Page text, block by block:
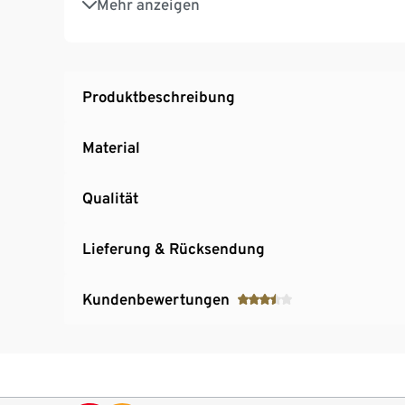
Mehr anzeigen
Herznote: Bergamotte, Zitrone, Mandarine,
Produktbeschreibung
Material
Qualität
Lieferung & Rücksendung
Kundenbewertungen